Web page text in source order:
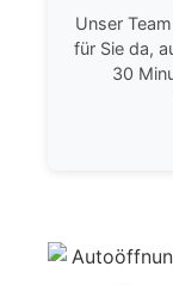
Unser
für Sie da,
30